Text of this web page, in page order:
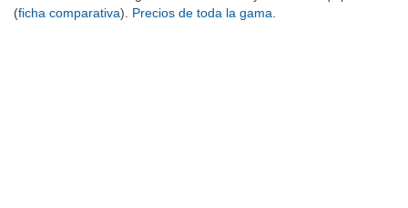
1600 euros mása igualdad de batería y nivel de equipamiento